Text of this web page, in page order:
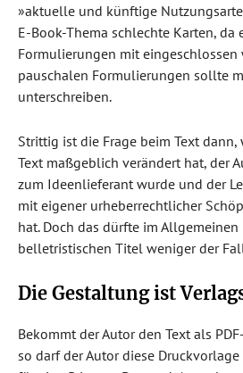
»aktuelle und künftige
E-Book-Thema schlechte Karten, da
Formulierungen mit eingeschlossen
pauschalen Formulierungen sollte
unterschreiben.
Strittig ist die Frage beim Text dann,
Text maßgeblich verändert hat, der
zum Ideenlieferant wurde und der
mit eigener urheberrechtlicher
hat. Doch das dürfte im Allgemeinen
belletristischen Titel weniger der
Die Gestaltung ist
Bekommt der Autor den Text als
so darf der Autor diese